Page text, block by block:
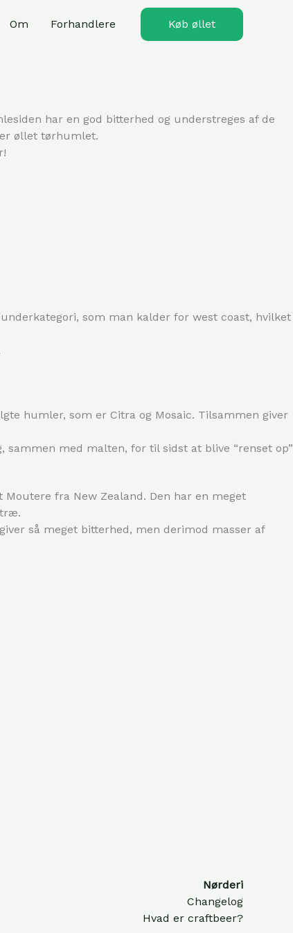
Om Forhandlere Køb øllet
har en god bitterhed og understreges af de
øllet tørhumlet.
som man kalder for west coast, hvilket
humler, som er Citra og Mosaic. Tilsammen giver
med malten, for til sidst at blive “renset op”
fra New Zealand. Den har en meget
så meget bitterhed, men derimod masser af
Nørderi
Changelog
Hvad er craftbeer?